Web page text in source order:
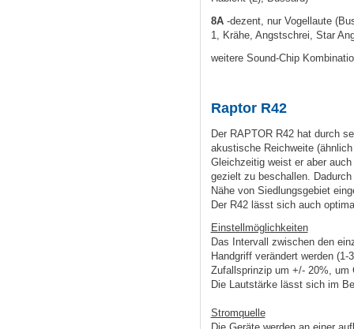
8A-dezent, nur Vogellaute (
1, Krähe, Angstschrei, Star
weitere Sound-Chip
Raptor R42
Der RAPTOR R42 hat durch
akustische Reichweite (ähnlich
Gleichzeitig weist er aber
gezielt zu beschallen.
Nähe von Siedlungsgebiet
Der R42 lässt sich auch
Einstellmöglichkeiten
Das Intervall zwischen den
Handgriff verändert werden
Zufallsprinzip um +/- 20%, um
Die Lautstärke lässt sich im
Stromquelle